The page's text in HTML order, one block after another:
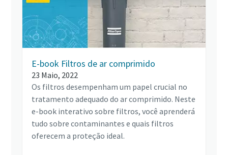
E-book Filtros de ar comprimido
23 Maio, 2022
Os filtros desempenham um papel crucial no
tratamento adequado do ar comprimido. Neste
e-book interativo sobre filtros, você aprenderá
tudo sobre contaminantes e quais filtros
oferecem a proteção ideal.